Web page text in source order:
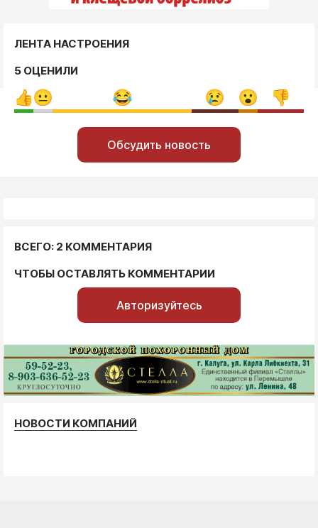
ЛЕНТА НАСТРОЕНИЯ
5 ОЦЕНИЛИ
Обсудить новость
ВСЕГО: 2 КОММЕНТАРИЯ
ЧТОБЫ ОСТАВЛЯТЬ КОММЕНТАРИИ
Авторизуйтесь
НОВОСТИ КОМПАНИЙ